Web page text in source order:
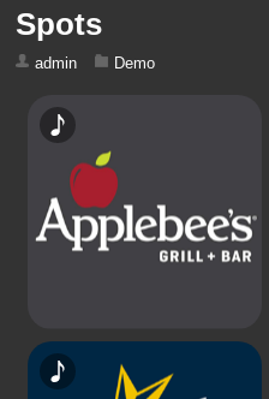
Spots
admin Demo